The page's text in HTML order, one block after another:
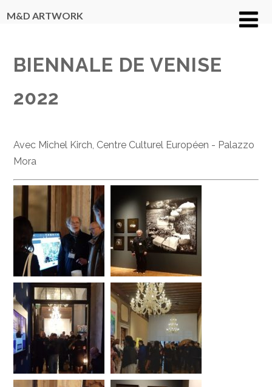
M&D ARTWORK
BIENNALE DE VENISE
2022
Avec Michel Kirch, Centre Culturel Européen - Palazzo
Mora